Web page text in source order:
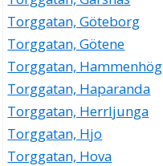
Torggatan, Göteborg
Torggatan, Götene
Torggatan, Hammenhög
Torggatan, Haparanda
Torggatan, Herrljunga
Torggatan, Hjo
Torggatan, Hova